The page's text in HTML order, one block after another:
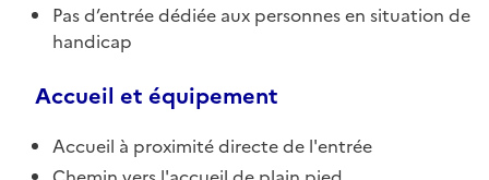
Pas d’entrée dédiée aux personnes en situation de
handicap
Accueil et équipement
Accueil à proximité directe de l'entrée